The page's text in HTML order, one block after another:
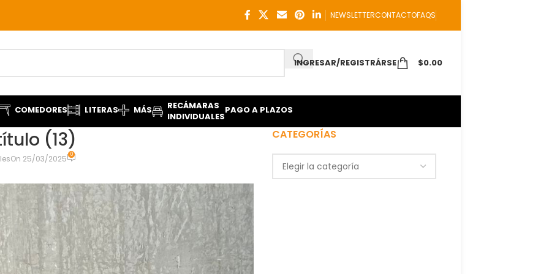
NEWSLETTERCONTACTOFAQS
INGRESAR/REGISTRÁRSE $0.00
COMEDORES LITERAS MÁS
RECÁMARAS
INDIVIDUALES
PAGO A PLAZOS
(13)
On 25/03/2025 0
CATEGORÍAS